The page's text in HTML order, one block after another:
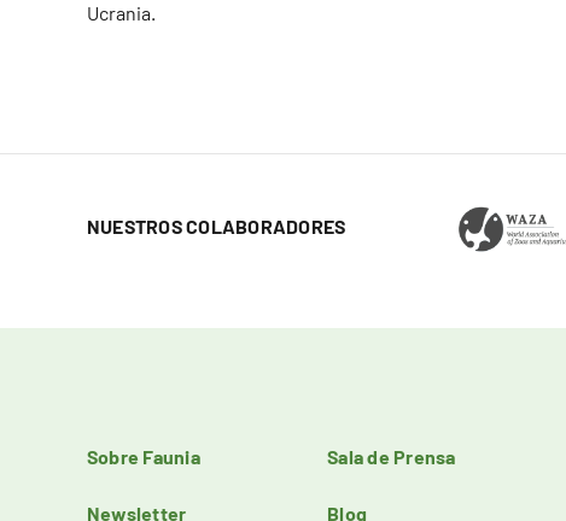
Ucrania.
NUESTROS COLABORADORES
Sobre Faunia Sala de Prensa
Newsletter Blog